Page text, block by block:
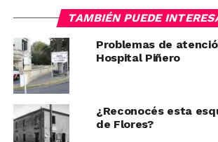
TAMBIÉN PUEDE
Problemas de
Hospital Piñero
¿Reconocés esta
de Flores?